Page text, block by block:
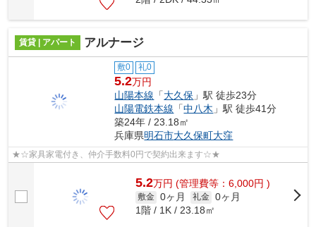
賃貸 | アパート アルナージ
敷0 礼0
5.2万円
山陽本線 「大久保 」駅 徒歩23分
山陽電鉄本線 「中八木 」駅 徒歩41分
築24年 / 23.18㎡
兵庫県明石市大久保町大窪
★☆家具家電付き、仲介手数料0円で契約出来ます☆★
5.2万円 (管理費等：6,000円 )
敷金 0ヶ月 礼金 0ヶ月
1階 / 1K / 23.18㎡